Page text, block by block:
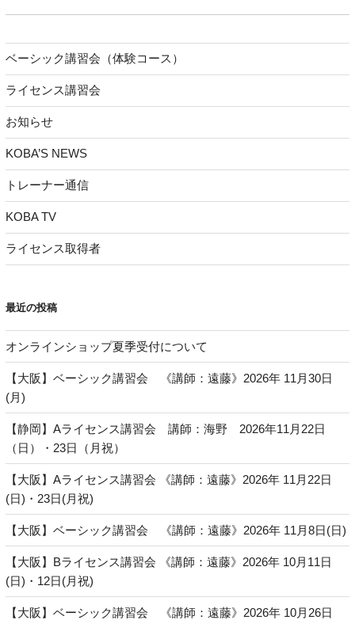
ベーシック講習会（体験コース）
ライセンス講習会
お知らせ
KOBA’S NEWS
トレーナー通信
KOBA TV
ライセンス取得者
最近の投稿
オンラインショップ夏季受付について
【大阪】ベーシック講習会 《講師：遠藤》2026年 11月30日
(月)
【静岡】Aライセンス講習会 講師：海野 2026年11月22日
（日）・23日（月祝）
【大阪】Aライセンス講習会 《講師：遠藤》2026年 11月22日
(日)・23日(月祝)
【大阪】ベーシック講習会 《講師：遠藤》2026年 11月8日(日)
【大阪】Bライセンス講習会 《講師：遠藤》2026年 10月11日
(日)・12日(月祝)
【大阪】ベーシック講習会 《講師：遠藤》2026年 10月26日